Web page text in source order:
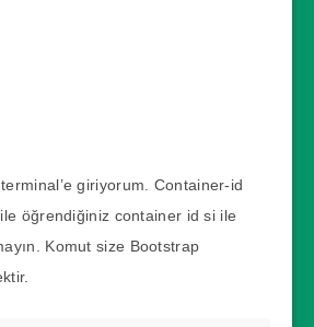
giriyorum. Container-id
ile öğrendiğiniz container id si ile
Komut size Bootstrap